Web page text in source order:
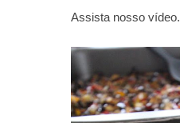
Assista nosso vídeo.